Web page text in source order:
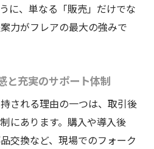
に、単なる「販売」だけでな
力がフレアの最大の強みで
と充実のサポート体制
される理由の一つは、取引後
にあります。購入や導入後
交換など、現場でのフォーク